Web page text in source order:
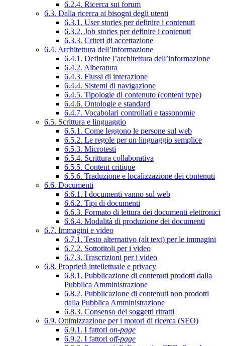
6.2.4. Ricerca sui forum
6.3. Dalla ricerca ai bisogni degli utenti
6.3.1. User stories per definire i contenuti
6.3.2. Job stories per definire i contenuti
6.3.3. Criteri di accettazione
6.4. Architettura dell’informazione
6.4.1. Definire l’architettura dell’informazione
6.4.2. Alberatura
6.4.3. Flussi di interazione
6.4.4. Sistemi di navigazione
6.4.5. Tipologie di contenuto (content type)
6.4.6. Ontologie e standard
6.4.7. Vocabolari controllati e tassonomie
6.5. Scrittura e linguaggio
6.5.1. Come leggono le persone sul web
6.5.2. Le regole per un linguaggio semplice
6.5.3. Microtesti
6.5.4. Scrittura collaborativa
6.5.5. Content critique
6.5.6. Traduzione e localizzazione dei contenuti
6.6. Documenti
6.6.1. I documenti vanno sul web
6.6.2. Tipi di documenti
6.6.3. Formato di lettura dei documenti elettronici
6.6.4. Modalità di produzione dei documenti
6.7. Immagini e video
6.7.1. Testo alternativo (alt text) per le immagini
6.7.2. Sottotitoli per i video
6.7.3. Trascrizioni per i video
6.8. Proprietà intellettuale e privacy
6.8.1. Pubblicazione di contenuti prodotti dalla
Pubblica Amministrazione
6.8.2. Pubblicazione di contenuti non prodotti
dalla Pubblica Amministrazione
6.8.3. Consenso dei soggetti ritratti
6.9. Ottimizzazione per i motori di ricerca (SEO)
6.9.1. I fattori on-page
6.9.2. I fattori off-page